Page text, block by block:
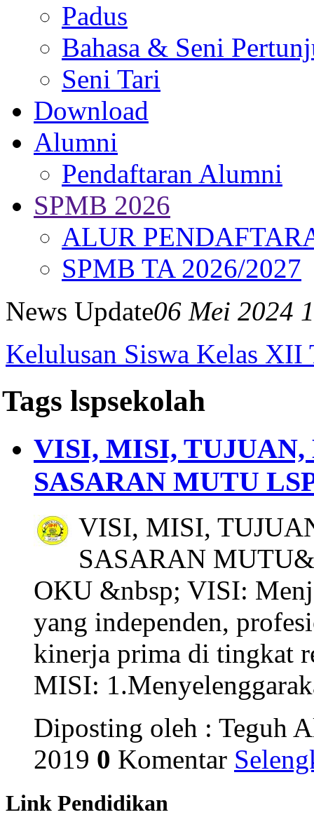
Padus
Bahasa & Seni
Seni Tari
Download
Alumni
Pendaftaran Alumni
SPMB 2026
ALUR
SPMB TA 2026/2027
News Update06 Mei 2024
Kelulusan Siswa Kelas XII
Tags lspsekolah
VISI, MISI,
SASARAN MUTU
VISI, MISI,
SASARAN
OKU &nbsp; VISI:
yang independen,
kinerja prima di tingkat
MISI:
Diposting oleh : Teguh
2019 0 Komentar
Link Pendidikan